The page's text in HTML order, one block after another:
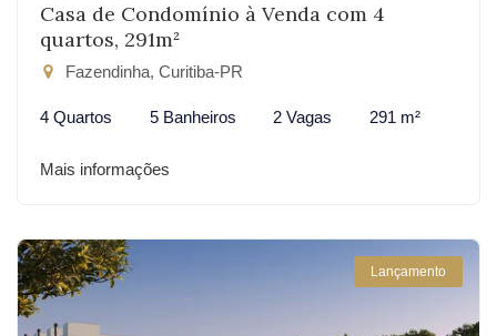
Casa de Condomínio à Venda com 4
quartos, 291m²
Fazendinha, Curitiba-PR
4 Quartos 5 Banheiros 2 Vagas 291 m²
Mais informações
Lançamento